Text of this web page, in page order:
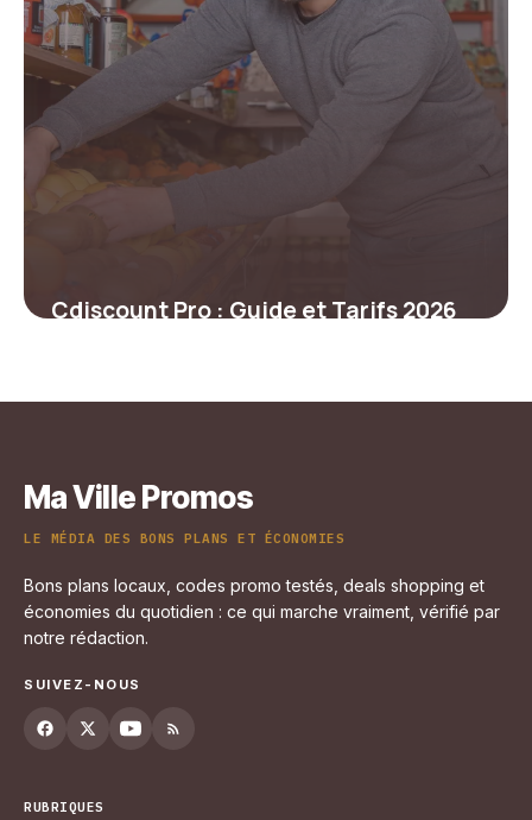
Cdiscount Pro : Guide et Tarifs 2026
Ma Ville Promos
LE MÉDIA DES BONS PLANS ET ÉCONOMIES
Bons plans locaux, codes promo testés, deals shopping et
économies du quotidien : ce qui marche vraiment, vérifié par
notre rédaction.
SUIVEZ-NOUS
RUBRIQUES